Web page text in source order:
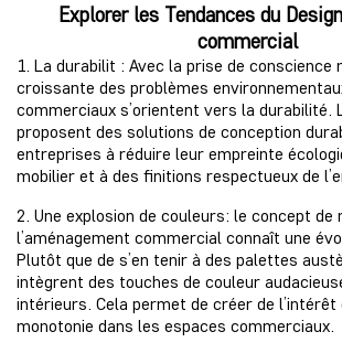
Explorer les Tendances du Design
commercial
1. La durabilit : Avec la prise de conscience
croissante des problèmes
commerciaux s’orientent vers la durabilité.
proposent des solutions de conception
entreprises à réduire leur empreinte
mobilier et à des finitions respectueux de
2. Une explosion de couleurs: le concept de
l’aménagement commercial connaît une
Plutôt que de s’en tenir à des palettes
intègrent des touches de couleur
intérieurs. Cela permet de créer de
monotonie dans les espaces commerciaux.